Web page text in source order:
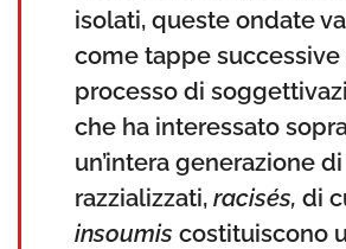
isolati, queste ondate
come tappe successive
processo di
che ha interessato
un’intera generazione
razzializzati, racisés, di
insoumis costituiscono